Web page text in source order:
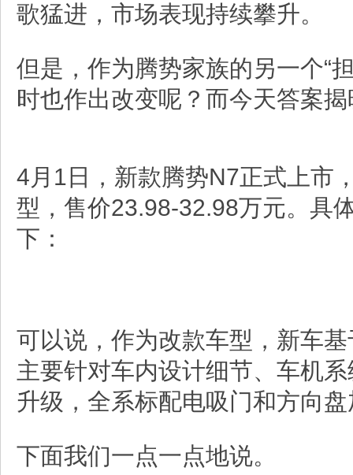
歌猛进，市场表现持续攀升。
但是，作为腾势家族的另一个“
时也作出改变呢？而今天答案
4月1日，新款腾势N7正式上市
型，售价23.98-32.98万元。具
下：
可以说，作为改款车型，新车
主要针对车内设计细节、车机
升级，全系标配电吸门和方向
下面我们一点一点地说。